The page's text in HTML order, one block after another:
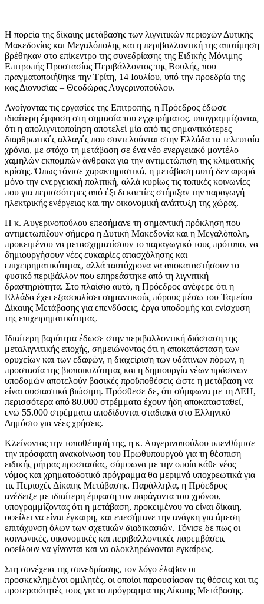
Η πορεία της δίκαιης μετάβασης των λιγνιτικών περιοχών Δυτικής
Μακεδονίας και Μεγαλόπολης και η περιβαλλοντική της αποτίμηση
βρέθηκαν στο επίκεντρο της συνεδρίασης της Ειδικής Μόνιμης
Επιτροπής Προστασίας Περιβάλλοντος της Βουλής, που
πραγματοποιήθηκε την Τρίτη, 14 Ιουλίου, υπό την προεδρία της
κας Διονυσίας – Θεοδώρας Αυγερινοπούλου.
Ανοίγοντας τις εργασίες της Επιτροπής, η Πρόεδρος έδωσε
ιδιαίτερη έμφαση στη σημασία του εγχειρήματος, υπογραμμίζοντας
ότι η απολιγνιτοποίηση αποτελεί μία από τις σημαντικότερες
διαρθρωτικές αλλαγές που συντελούνται στην Ελλάδα τα τελευταία
χρόνια, με στόχο τη μετάβαση σε ένα νέο ενεργειακό μοντέλο
χαμηλών εκπομπών άνθρακα για την αντιμετώπιση της κλιματικής
κρίσης. Όπως τόνισε χαρακτηριστικά, η μετάβαση αυτή δεν αφορά
μόνο την ενεργειακή πολιτική, αλλά κυρίως τις τοπικές κοινωνίες
που για περισσότερες από έξι δεκαετίες στήριξαν την παραγωγή
ηλεκτρικής ενέργειας και την οικονομική ανάπτυξη της χώρας.
Η κ. Αυγερινοπούλου επεσήμανε τη σημαντική πρόκληση που
αντιμετωπίζουν σήμερα η Δυτική Μακεδονία και η Μεγαλόπολη,
προκειμένου να μετασχηματίσουν το παραγωγικό τους πρότυπο, να
δημιουργήσουν νέες ευκαιρίες απασχόλησης και
επιχειρηματικότητας, αλλά ταυτόχρονα να αποκαταστήσουν το
φυσικό περιβάλλον που επηρεάστηκε από τη λιγνιτική
δραστηριότητα. Στο πλαίσιο αυτό, η Πρόεδρος ανέφερε ότι η
Ελλάδα έχει εξασφαλίσει σημαντικούς πόρους μέσω του Ταμείου
Δίκαιης Μετάβασης για επενδύσεις, έργα υποδομής και ενίσχυση
της επιχειρηματικότητας.
Ιδιαίτερη βαρύτητα έδωσε στην περιβαλλοντική διάσταση της
μεταλιγνιτικής εποχής, σημειώνοντας ότι η αποκατάσταση των
ορυχείων και των εδαφών, η διαχείριση των υδάτινων πόρων, η
προστασία της βιοποικιλότητας και η δημιουργία νέων πράσινων
υποδομών αποτελούν βασικές προϋποθέσεις ώστε η μετάβαση να
είναι ουσιαστικά βιώσιμη. Πρόσθεσε δε, ότι σύμφωνα με τη ΔΕΗ,
περισσότερα από 80.000 στρέμματα έχουν ήδη αποκατασταθεί,
ενώ 55.000 στρέμματα αποδίδονται σταδιακά στο Ελληνικό
Δημόσιο για νέες χρήσεις.
Κλείνοντας την τοποθέτησή της, η κ. Αυγερινοπούλου υπενθύμισε
την πρόσφατη ανακοίνωση του Πρωθυπουργού για τη θέσπιση
ειδικής ρήτρας προστασίας, σύμφωνα με την οποία κάθε νέος
νόμος και χρηματοδοτικό πρόγραμμα θα μεριμνά υποχρεωτικά για
τις Περιοχές Δίκαιης Μετάβασης. Παράλληλα, η Πρόεδρος
ανέδειξε με ιδιαίτερη έμφαση τον παράγοντα του χρόνου,
υπογραμμίζοντας ότι η μετάβαση, προκειμένου να είναι δίκαιη,
οφείλει να είναι έγκαιρη, και επεσήμανε την ανάγκη για άμεση
επιτάχυνση όλων των σχετικών διαδικασιών. Τόνισε δε πως οι
κοινωνικές, οικονομικές και περιβαλλοντικές παρεμβάσεις
οφείλουν να γίνονται και να ολοκληρώνονται εγκαίρως.
Στη συνέχεια της συνεδρίασης, τον λόγο έλαβαν οι
προσκεκλημένοι ομιλητές, οι οποίοι παρουσίασαν τις θέσεις και τις
προτεραιότητές τους για το πρόγραμμα της Δίκαιης Μετάβασης.